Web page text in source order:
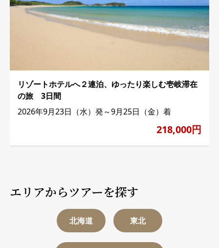
リゾートホテルへ２連泊、ゆったり楽しむ壱岐滞在
の旅 3日間
2026年9月23日（水）発～9月25日（金）着
218,000円
エリアからツアーを探す
北海道 東北